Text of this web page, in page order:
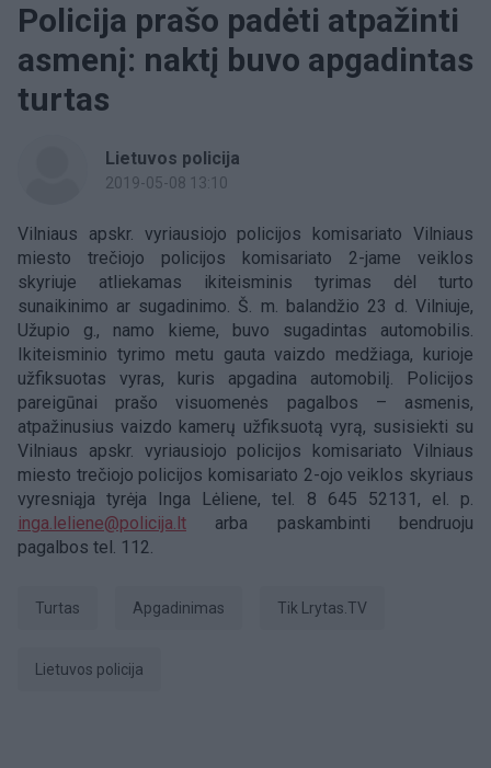
Policija prašo padėti atpažinti
asmenį: naktį buvo apgadintas
turtas
Lietuvos policija
2019-05-08 13:10
Vilniaus apskr. vyriausiojo policijos komisariato Vilniaus
miesto trečiojo policijos komisariato 2-jame veiklos
skyriuje atliekamas ikiteisminis tyrimas dėl turto
sunaikinimo ar sugadinimo. Š. m. balandžio 23 d. Vilniuje,
Užupio g., namo kieme, buvo sugadintas automobilis.
Ikiteisminio tyrimo metu gauta vaizdo medžiaga, kurioje
užfiksuotas vyras, kuris apgadina automobilį. Policijos
pareigūnai prašo visuomenės pagalbos – asmenis,
atpažinusius vaizdo kamerų užfiksuotą vyrą, susisiekti su
Vilniaus apskr. vyriausiojo policijos komisariato Vilniaus
miesto trečiojo policijos komisariato 2-ojo veiklos skyriaus
vyresniąja tyrėja Inga Lėliene, tel. 8 645 52131, el. p.
inga.leliene@policija.lt
arba paskambinti bendruoju
pagalbos tel. 112.
turtas apgadinimas tik Lrytas.TV
Lietuvos policija